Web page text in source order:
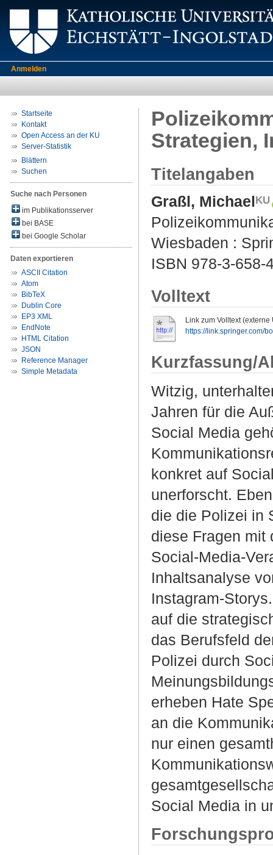
Anmelden
Startseite
Kontakt
Open Access an der KU
Server-Statistik
Blättern
Suchen
Suche nach Personen
im Publikationsserver
bei BASE
bei Google Scholar
Daten exportieren
ASCII Citation
Atom
BibTeX
Dublin Core
EP3 XML
EndNote
HTML Citation
JSON
Reference Manager
Simple Metadata
Strategien,
Titelangaben
Graßl, Michael
Wiesbaden :
ISBN 978-3-658-
Volltext
Link zum Volltext (externe
https://link.springer.com/
Kurzfassung/
Witzig,
Jahren für die
Social Media
konkret auf
unerforscht.
die die Polizei in
diese Fragen mit
Social-Media-
Inhaltsanalyse
Instagram-
auf die
das Berufsfeld
Polizei durch
erheben Hate
an die
nur einen
Social Media in